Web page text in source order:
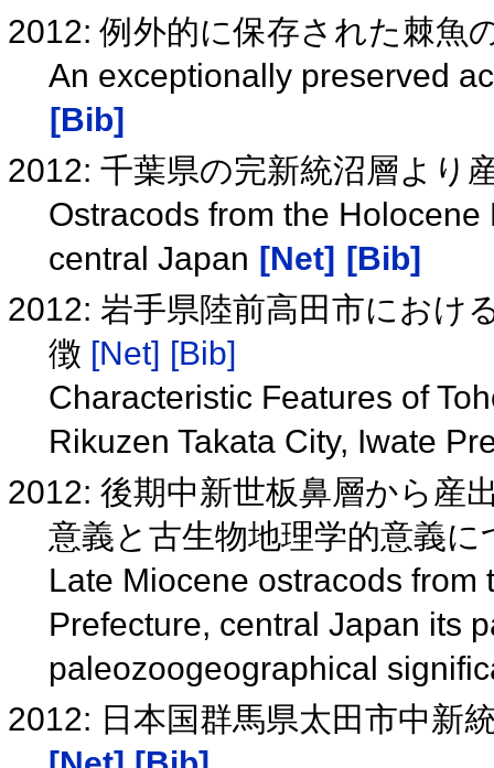
2012: 例外的に保存された棘魚
An exceptionally preserved
[Bib]
2012: 千葉県の完新統沼層より
Ostracods from the
central Japan [Net]
[Bib]
2012: 岩手県陸前高田市におけ
徴 [Net] [Bib]
Characteristic Features of
Rikuzen Takata City, Iwate
2012: 後期中新世板鼻層から産
意義と古生物地理学的意義
Late Miocene ostracods
Prefecture, central Japan its
paleozoogeographical
2012: 日本国群馬県太田市中新